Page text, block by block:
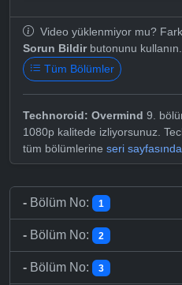
Video yüklenmiyor mu?
Sorun Bildirbutonunu kullanın.
Tüm Bölümler
Technoroid: Overmind 9.
1080p kalitede izliyorsunuz.
tüm bölümlerine seri
- Bölüm No: 1
- Bölüm No: 2
- Bölüm No: 3